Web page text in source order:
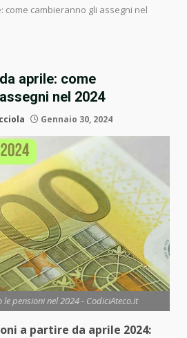
come cambieranno gli assegni nel
aprile: come
nel 2024
Gennaio 30, 2024
pensioni nel 2024 - CodiciAteco.it
a partire da aprile 2024: